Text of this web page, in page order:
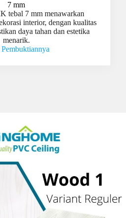
7 mm
tebal 7 mm menawarkan
interior, dengan kualitas
daya tahan dan estetika
menarik.